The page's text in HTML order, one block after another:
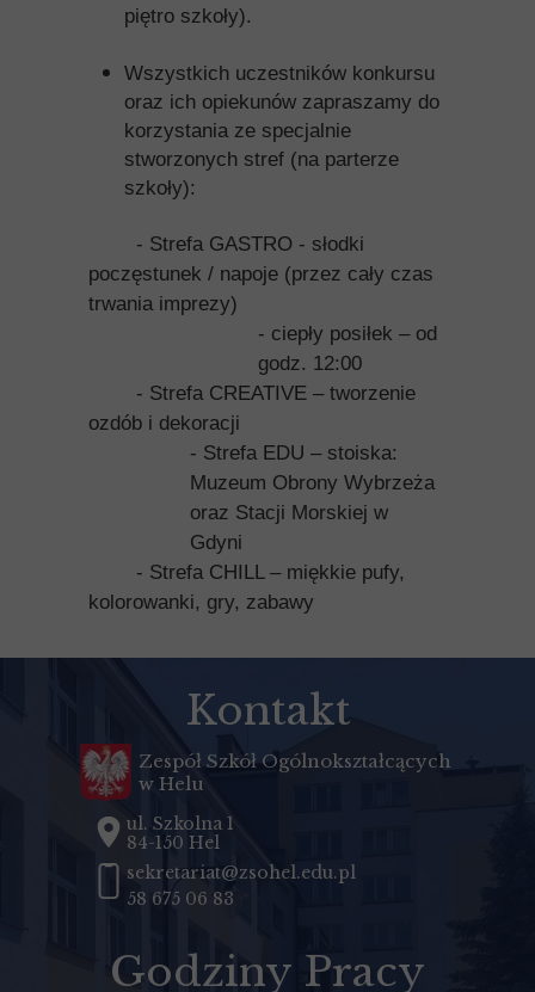
Kontakt
Zespół Szkół Ogólnokształcących
w Helu
ul. Szkolna 1
84-150 Hel
sekretariat@zsohel.edu.pl
58 675 06 83
Godziny Pracy
piętro szkoły).
Wszystkich uczestników konkursu
oraz ich opiekunów zapraszamy do
korzystania ze specjalnie
stworzonych stref (na parterze
szkoły):
- Strefa GASTRO - słodki
poczęstunek / napoje (przez cały czas
trwania imprezy)
- ciepły posiłek – od
godz. 12:00
- Strefa CREATIVE – tworzenie
ozdób i dekoracji
- Strefa EDU – stoiska:
Muzeum Obrony Wybrzeża
oraz Stacji Morskiej w
Gdyni
- Strefa CHILL – miękkie pufy,
kolorowanki, gry, zabawy